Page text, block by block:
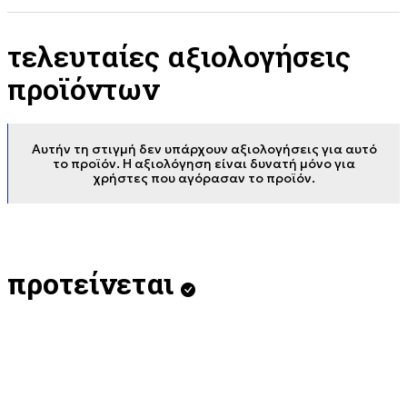
τελευταίες αξιολογήσεις
προϊόντων
Αυτήν τη στιγμή δεν υπάρχουν αξιολογήσεις για αυτό
το προϊόν. Η αξιολόγηση είναι δυνατή μόνο για
χρήστες που αγόρασαν το προϊόν.
προτείνεται